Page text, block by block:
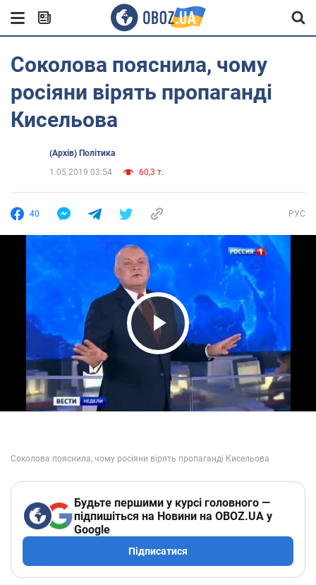
Соколова пояснила, чому
росіяни вірять пропаганді
Кисельова
(Архів) Політика
1.05.2019 03:54
60,3 т.
40 РУС
Play Video
Будьте першими у курсі головного —
підпишіться на Новини на OBOZ.UA у
Google
Підписатися